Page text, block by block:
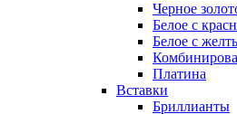
Черное
Белое с
Белое с
Платина
Вставки
Бриллианты